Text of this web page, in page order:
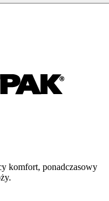
komfort, ponadczasowy